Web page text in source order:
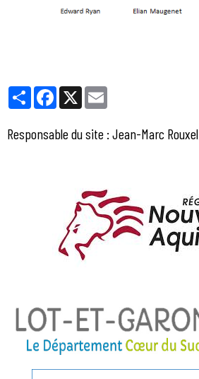
PartagerFacebook
X
Responsable du site : Jean-Marc Rouxel